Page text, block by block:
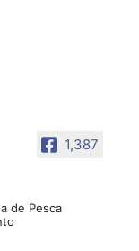
1,387
de Pesca